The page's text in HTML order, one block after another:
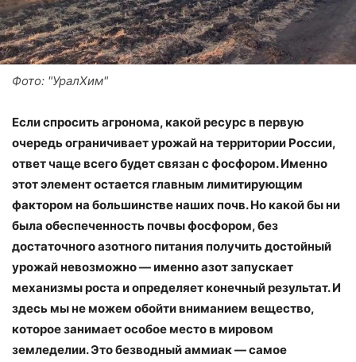
Фото: "УралХим"
Если спросить агронома, какой ресурс в первую
очередь ограничивает урожай на территории России,
ответ чаще всего будет связан с фосфором. Именно
этот элемент остается главным лимитирующим
фактором на большинстве наших почв. Но какой бы ни
была обеспеченность почвы фосфором, без
достаточного азотного питания получить достойный
урожай невозможно — именно азот запускает
механизмы роста и определяет конечный результат. И
здесь мы не можем обойти вниманием вещество,
которое занимает особое место в мировом
земледелии. Это безводный аммиак — самое